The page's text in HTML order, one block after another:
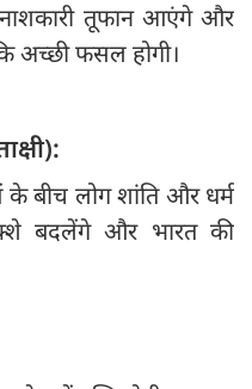
तूफान आएंगे और
अच्छी फसल होगी।
बीच लोग शांति और धर्म
बदलेंगे और भारत की